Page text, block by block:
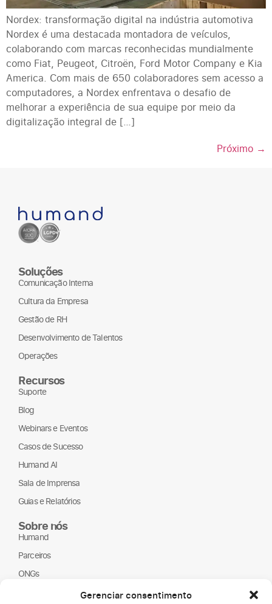
Gerenciar consentimento
Nordex: transformação digital na indústria automotiva
Nordex é uma destacada montadora de veículos,
colaborando com marcas reconhecidas mundialmente
como Fiat, Peugeot, Citroën, Ford Motor Company e Kia
America. Com mais de 650 colaboradores sem acesso a
computadores, a Nordex enfrentava o desafio de
melhorar a experiência de sua equipe por meio da
digitalização integral de […]
Próximo →
Soluções
Comunicação Interna
Cultura da Empresa
Gestão de RH
Desenvolvimento de Talentos
Operações
Recursos
Suporte
Blog
Webinars e Eventos
Casos de Sucesso
Humand AI
Sala de Imprensa
Guias e Relatórios
Sobre nós
Humand
Parceiros
ONGs